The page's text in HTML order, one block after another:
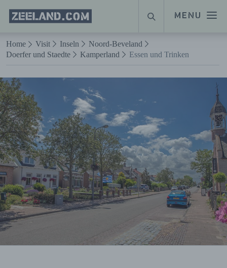
Naar hoofdinhoud
MENU
Homepage
Zeeland.com
SUCHE
Home Visit Inseln
Noord-Beveland
Doerfer und Staedte
Kamperland Essen und Trinken